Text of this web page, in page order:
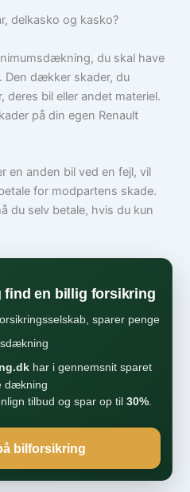
delkasko og kasko?
du skal have
Den dækker skader, du
deres bil eller andet materiel.
på din egen Renault
en anden bil ved en fejl, vil
for modpartens skade.
du selv betale, hvis du kun
find en billig forsikring
sparer penge
har i gennemsnit sparet
dækning
tilbud og spar op til 30%.
bilforsikring